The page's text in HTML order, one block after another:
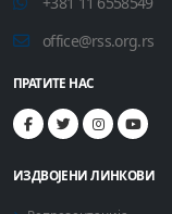
office@rss.org.rs
ПРАТИТЕ НАС
ИЗДВОЈЕНИ ЛИНКОВИ